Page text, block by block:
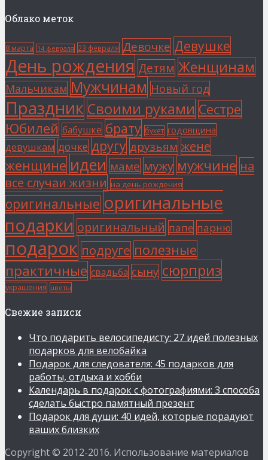
Облако меток
8 марта 14 февраля 23 февраля Девочке Девушке
День рождения Детям Женщинам
Мальчикам Мужчинам Новый год
Праздник Своими руками Сестре
Юбилей бабушке брату букет годовщина
девушкам дочке другу друзьям жене
женщине идеи маме мужу мужчине на
все случаи жизни на день рождения
оригинальные оригинальные
подарки оригинальный папе парню
подарок подруге полезные
практичные свадьба сыну сюрприз
украшения цветы
Свежие записи
Что подарить велосипедисту: 27 идей полезных
подарков для велобайка
Подарок для следователя: 45 подарков для
работы, отдыха и хобби
Календарь в подарок с фотографиями: 3 способа
сделать быстро памятный презент
Подарок для души: 40 идей, которые порадуют
ваших близких
Copyright © 2012-2016. Использование материалов